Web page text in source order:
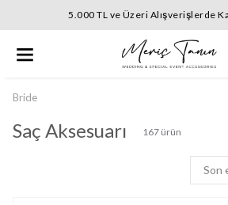
5.000 TL ve Üzeri Alışverişlerde
Bride
Saç Aksesuarı 167 ürün
Son